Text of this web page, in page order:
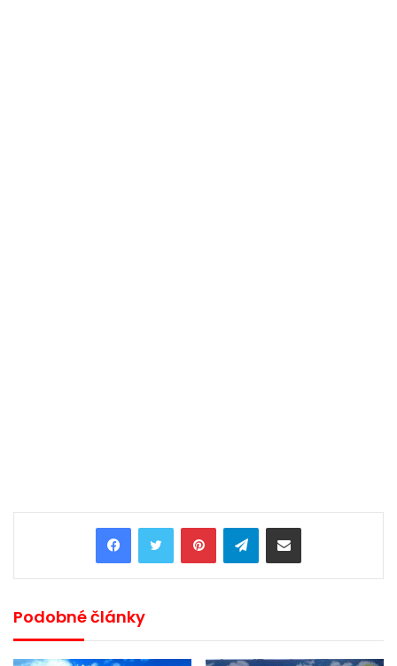
PinterestTelegramShare via Email
Podobné články